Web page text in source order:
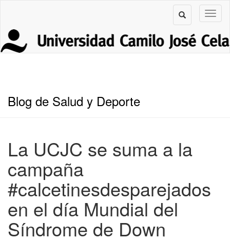
Blog de Salud y Deporte
La UCJC se suma a la
campaña
#calcetinesdesparejados
en el día Mundial del
Síndrome de Down